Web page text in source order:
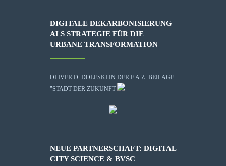
DIGITALE DEKARBONISIERUNG
ALS STRATEGIE FÜR DIE
URBANE TRANSFORMATION
OLIVER D. DOLESKI IN DER F.A.Z.-BEILAGE
"STADT DER ZUKUNFT
NEUE PARTNERSCHAFT: DIGITAL
CITY SCIENCE & BVSC